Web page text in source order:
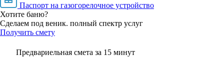
Паспорт на газогорелочное устройство
Хотите баню?
Сделаем под веник. полный спектр услуг
Получить смету
Предвариельная смета за 15 минут